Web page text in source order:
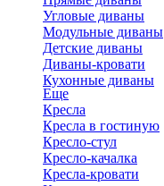
Угловые диваны
Модульные диваны
Детские диваны
Диваны-кровати
Кухонные диваны
Еще
Кресла
Кресла в гостиную
Кресло-стул
Кресло-качалка
Кресла-кровати